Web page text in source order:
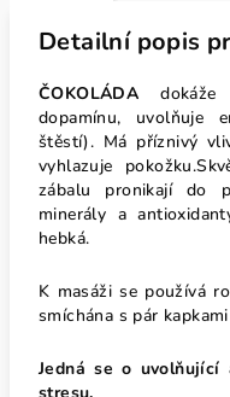
Detailní popis
ČOKOLÁDA
dopamínu, uvolňuje
štěstí). Má příznivý
vyhlazuje
zábalu pronikají do
minerály a
hebká.
K masáži se používá
smíchána s pár
Jedná se o uvolňující